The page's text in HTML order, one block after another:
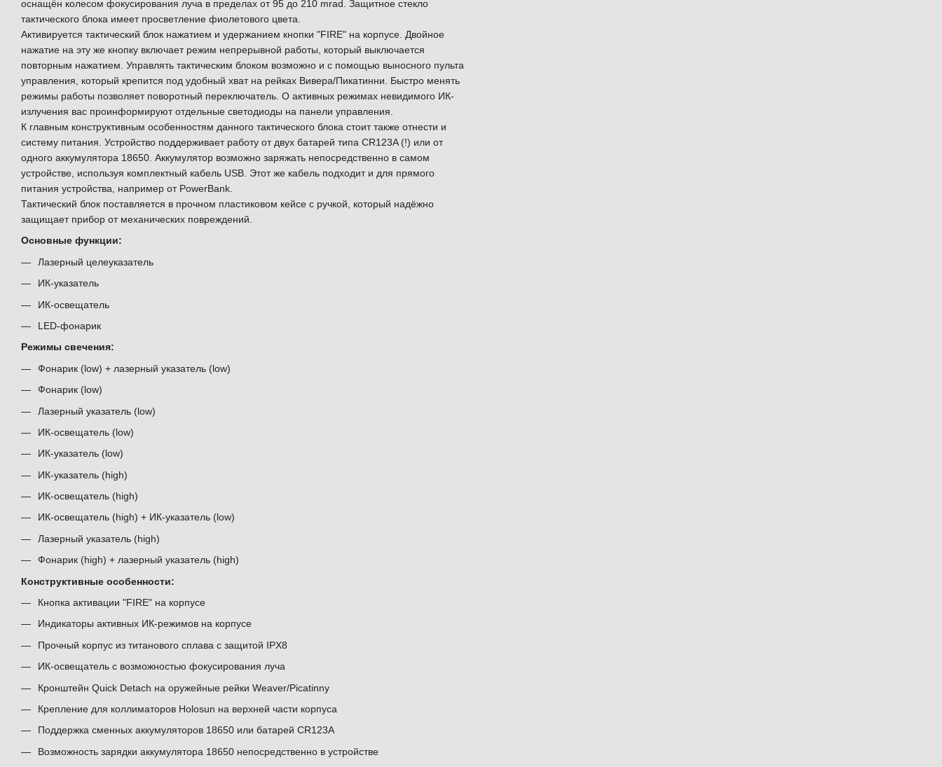
оснащён колесом фокусирования луча в пределах от 95 до 210 mrad. Защитное стекло
тактического блока имеет просветление фиолетового цвета.
Активируется тактический блок нажатием и удержанием кнопки "FIRE" на корпусе. Двойное
нажатие на эту же кнопку включает режим непрерывной работы, который выключается
повторным нажатием. Управлять тактическим блоком возможно и с помощью выносного пульта
управления, который крепится под удобный хват на рейках Вивера/Пикатинни. Быстро менять
режимы работы позволяет поворотный переключатель. О активных режимах невидимого ИК-
излучения вас проинформируют отдельные светодиоды на панели управления.
К главным конструктивным особенностям данного тактического блока стоит также отнести и
систему питания. Устройство поддерживает работу от двух батарей типа CR123A (!) или от
одного аккумулятора 18650. Аккумулятор возможно заряжать непосредственно в самом
устройстве, используя комплектный кабель USB. Этот же кабель подходит и для прямого
питания устройства, например от PowerBank.
Тактический блок поставляется в прочном пластиковом кейсе с ручкой, который надёжно
защищает прибор от механических повреждений.
Основные функции:
Лазерный целеуказатель
ИК-указатель
ИК-освещатель
LED-фонарик
Режимы свечения:
Фонарик (low) + лазерный указатель (low)
Фонарик (low)
Лазерный указатель (low)
ИК-освещатель (low)
ИК-указатель (low)
ИК-указатель (high)
ИК-освещатель (high)
ИК-освещатель (high) + ИК-указатель (low)
Лазерный указатель (high)
Фонарик (high) + лазерный указатель (high)
Конструктивные особенности:
Кнопка активации "FIRE" на корпусе
Индикаторы активных ИК-режимов на корпусе
Прочный корпус из титанового сплава с защитой IPX8
ИК-освещатель с возможностью фокусирования луча
Кронштейн Quick Detach на оружейные рейки Weaver/Picatinny
Крепление для коллиматоров Holosun на верхней части корпуса
Поддержка сменных аккумуляторов 18650 или батарей CR123A
Возможность зарядки аккумулятора 18650 непосредственно в устройстве